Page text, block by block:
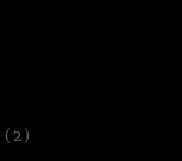
(2)